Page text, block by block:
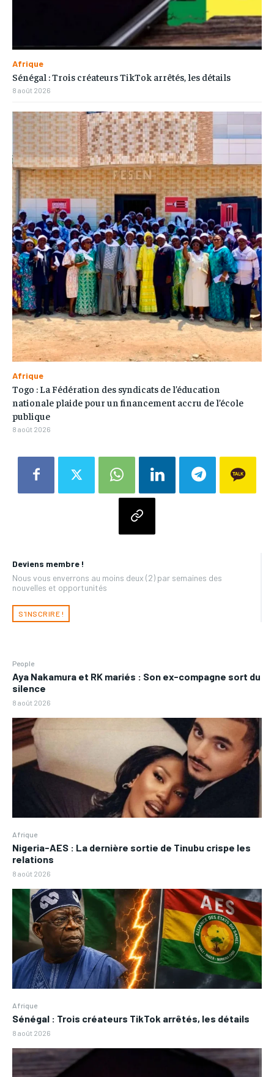
Deviens membre !
Nous vous enverrons au moins deux (2) par semaines des
nouvelles et opportunités
S'INSCRIRE !
People
Aya Nakamura et RK mariés : Son ex-compagne sort du
silence
8 août 2026
Afrique
Nigeria-AES : La dernière sortie de Tinubu crispe les
relations
8 août 2026
Afrique
Sénégal : Trois créateurs TikTok arrêtés, les détails
8 août 2026
Afrique
Sénégal : Trois créateurs TikTok arrêtés, les détails
8 août 2026
Afrique
Togo : La Fédération des syndicats de l’éducation
nationale plaide pour un financement accru de l’école
publique
8 août 2026